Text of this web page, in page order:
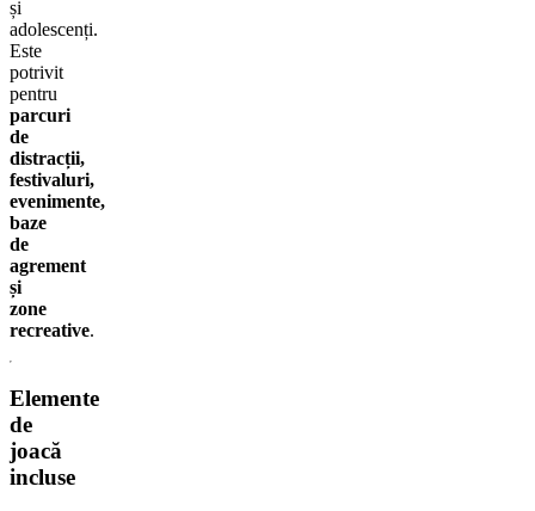
și
adolescenți.
Este
potrivit
pentru
parcuri
de
distracții,
festivaluri,
evenimente,
baze
de
agrement
și
zone
recreative.
Elemente
de
joacă
incluse